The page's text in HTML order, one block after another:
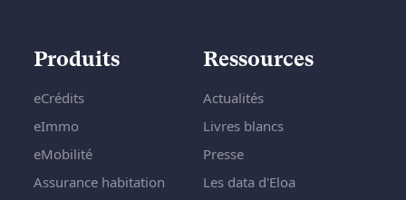
Produits
eCrédits
eImmo
eMobilité
Assurance habitation
Ressources
Actualités
Livres blancs
Presse
Les data d'Eloa